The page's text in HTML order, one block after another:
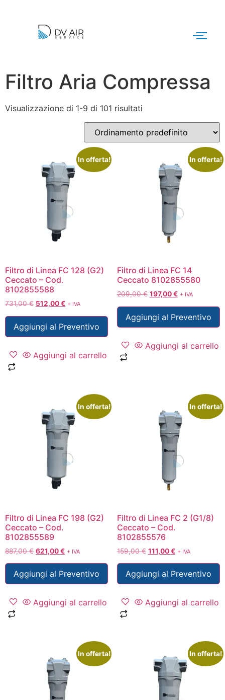
Filtro Aria Compressa
Visualizzazione di 1-9 di 101 risultati
In offerta!
Filtro di Linea FC 128 (G2)
Ceccato – Cod.
8102855588
731,00€ 512,00€ + IVA
Aggiungi al Preventivo
Aggiungi al carrello
In offerta!
Filtro di Linea FC 14
Ceccato 8102855580
209,00€ 197,00€ + IVA
Aggiungi al Preventivo
Aggiungi al carrello
In offerta!
Filtro di Linea FC 198 (G2)
Ceccato – Cod.
8102855589
887,00€ 621,00€ + IVA
Aggiungi al Preventivo
Aggiungi al carrello
In offerta!
Filtro di Linea FC 2 (G1/8)
Ceccato – Cod.
8102855576
159,00€ 111,00€ + IVA
Aggiungi al Preventivo
Aggiungi al carrello
In offerta! In offerta!